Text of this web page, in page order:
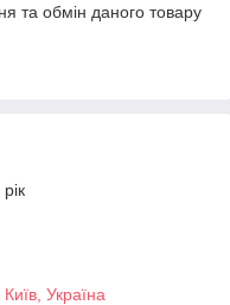
та обмін даного товару
Україна